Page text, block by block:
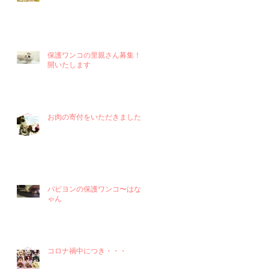
保護ワンコの里親さん募集！再
開いたします
お肉の寄付をいただきました！
パピヨンの保護ワンコ〜はなち
ゃん
コロナ禍中につき・・・